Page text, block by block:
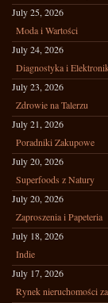
July 25, 2026
Moda i Wartości
July 24, 2026
Diagnostyka i
July 23, 2026
Zdrowie na Talerzu
July 21, 2026
Poradniki Zakupowe
July 20, 2026
Superfoods z Natury
July 20, 2026
Zaproszenia i Papeteria
July 18, 2026
Indie
July 17, 2026
Rynek nieruchomości